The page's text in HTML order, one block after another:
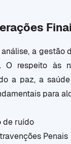
a gestão
O respeito às
a paz, a
para
de ruído
Penais